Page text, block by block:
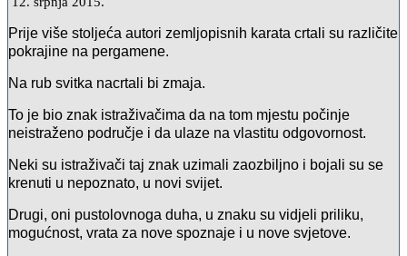
Prije više stoljeća autori zemljopisnih karata crtali su različite
pokrajine na pergamene.
Na rub svitka nacrtali bi zmaja.
To je bio znak istraživačima da na tom mjestu počinje
neistraženo područje i da ulaze na vlastitu odgovornost.
Neki su istraživači taj znak uzimali zaozbiljno i bojali su se
krenuti u nepoznato, u novi svijet.
Drugi, oni pustolovnoga duha, u znaku su vidjeli priliku,
mogućnost, vrata za nove spoznaje i u nove svjetove.